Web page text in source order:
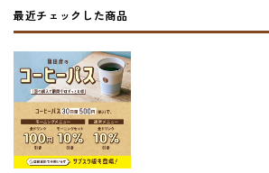
最近チェックした商品